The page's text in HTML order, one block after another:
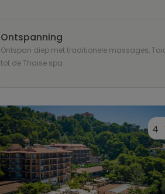
Ontspanning
Ontspan diep met traditionele massages,
tot de Thaise spa
4